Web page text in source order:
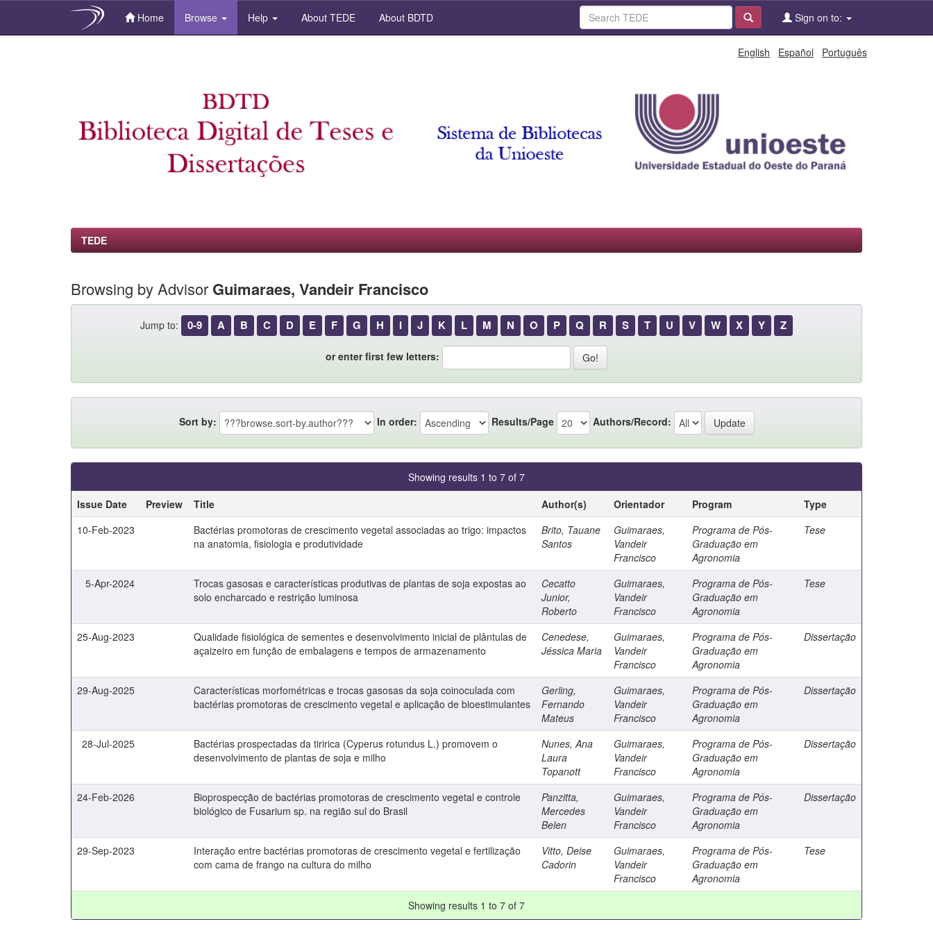
Home Browse Help About TEDE About BDTD Sign on to:
English Español Português
TEDE
Browsing by Advisor Guimaraes, Vandeir Francisco
Jump to: 0-9 A B C D E F G H I J K L M N O P Q R S T U V W X Y Z
or enter first few letters:
Sort by: In order: Results/Page Authors/Record:
Showing results 1 to 7 of 7
Issue Date
Preview Title Author(s) Orientador Program
Type
10-Feb-2023
Bactérias promotoras de crescimento vegetal associadas ao trigo: impactos
na anatomia, fisiologia e produtividade
Brito, Tauane
Santos
Guimaraes,
Vandeir
Francisco
Programa de Pós-
Graduação em
Agronomia
Tese
5-Apr-2024
Trocas gasosas e características produtivas de plantas de soja expostas ao
solo encharcado e restrição luminosa
Cecatto
Junior,
Roberto
Guimaraes,
Vandeir
Francisco
Programa de Pós-
Graduação em
Agronomia
Tese
25-Aug-2023
Qualidade fisiológica de sementes e desenvolvimento inicial de plântulas de
açaizeiro em função de embalagens e tempos de armazenamento
Cenedese,
Jéssica Maria
Guimaraes,
Vandeir
Francisco
Programa de Pós-
Graduação em
Agronomia
Dissertação
29-Aug-2025
Características morfométricas e trocas gasosas da soja coinoculada com
bactérias promotoras de crescimento vegetal e aplicação de bioestimulantes
Gerling,
Fernando
Mateus
Guimaraes,
Vandeir
Francisco
Programa de Pós-
Graduação em
Agronomia
Dissertação
28-Jul-2025
Bactérias prospectadas da tiririca (Cyperus rotundus L.) promovem o
desenvolvimento de plantas de soja e milho
Nunes, Ana
Laura
Topanott
Guimaraes,
Vandeir
Francisco
Programa de Pós-
Graduação em
Agronomia
Dissertação
24-Feb-2026
Bioprospecção de bactérias promotoras de crescimento vegetal e controle
biológico de Fusarium sp. na região sul do Brasil
Panzitta,
Mercedes
Belen
Guimaraes,
Vandeir
Francisco
Programa de Pós-
Graduação em
Agronomia
Dissertação
29-Sep-2023
Interação entre bactérias promotoras de crescimento vegetal e fertilização
com cama de frango na cultura do milho
Vitto, Deise
Cadorin
Guimaraes,
Vandeir
Francisco
Programa de Pós-
Graduação em
Agronomia
Tese
Showing results 1 to 7 of 7